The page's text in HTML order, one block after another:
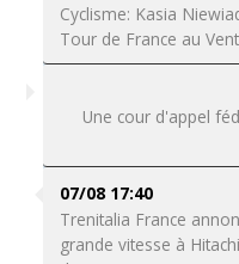
Cyclisme: Kasia
Tour de France au
Une cour d'appel
07/08 17:40
Trenitalia France
grande vitesse à